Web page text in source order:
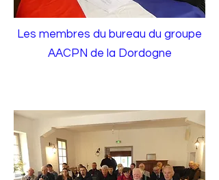
Les membres du bureau du groupe
AACPN de la Dordogne